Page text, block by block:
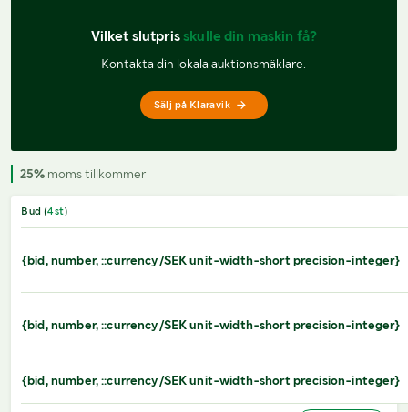
Vilket slutpris skulle din maskin få?
Kontakta din lokala auktionsmäklare.
Sälj på Klaravik
25% moms tillkommer
Bud (4st)
{bid, number, ::currency/SEK unit-width-short precision-integer}
{bid, number, ::currency/SEK unit-width-short precision-integer}
{bid, number, ::currency/SEK unit-width-short precision-integer}